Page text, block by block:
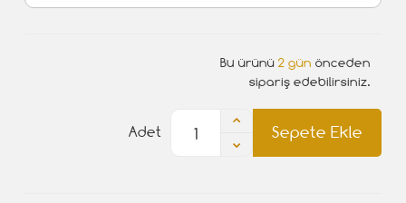
Bu ürünü 2 gün önceden
sipariş edebilirsiniz.
Sepete Ekle
Adet